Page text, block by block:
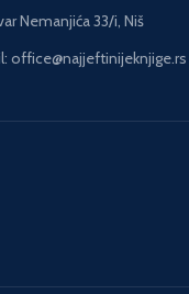
svega za njihovu decu.
i za one koji
misle da znaju sve o
Nemanjića 33/i, Niš
office@najjeftinijeknjige.rs